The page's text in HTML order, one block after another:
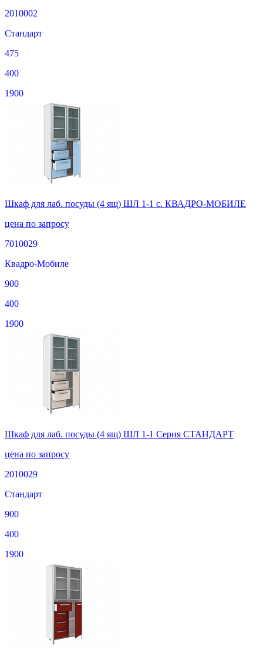
2010002
Стандарт
475
400
1900
Шкаф для лаб. посуды (4 ящ) ШЛ 1-1 с. КВАДРО-МОБИЛЕ
цена по запросу
7010029
Квадро-Мобиле
900
400
1900
Шкаф для лаб. посуды (4 ящ) ШЛ 1-1 Серия СТАНДАРТ
цена по запросу
2010029
Стандарт
900
400
1900